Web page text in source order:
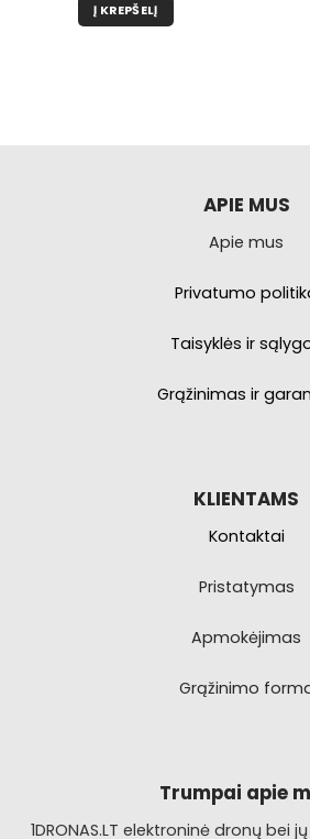
Į KREPŠELĮ
APIE MUS
Apie mus
Privatumo
Taisyklės ir
Grąžinimas ir
KLIENTAMS
Kontaktai
Pristatymas
Apmokėjimas
Grąžinimo
Trumpai apie
1DRONAS.LT elektroninė dronų bei